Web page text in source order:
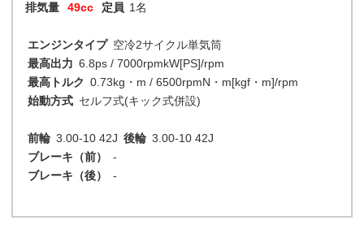
排気量 49cc 定員 1名
エンジンタイプ 空冷2サイクル単気筒
最高出力 6.8ps / 7000rpmkW[PS]/rpm
最高トルク 0.73kg・m / 6500rpmN・m[kgf・m]/rpm
始動方式 セルフ式(キック式併設)
前輪 3.00-10 42J 後輪 3.00-10 42J
ブレーキ（前）
-
ブレーキ（後）
-